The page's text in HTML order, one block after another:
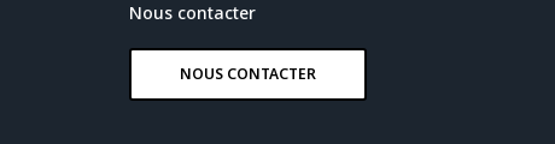
Nous contacter
NOUS CONTACTER